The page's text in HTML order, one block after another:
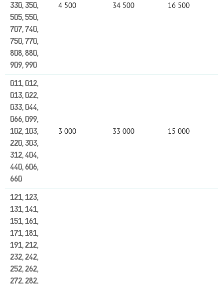
330, 350,
505, 550,
707, 740,
750, 770,
808, 880,
909, 990
4 500 34 500 16 500
011, 012,
013, 022,
033, 044,
066, 099,
102, 103,
220, 303,
312, 404,
440, 606,
660
3 000 33 000 15 000
121, 123,
131, 141,
151, 161,
171, 181,
191, 212,
232, 242,
252, 262,
272, 282,